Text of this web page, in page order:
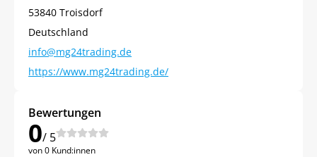
53840 Troisdorf
Deutschland
info@mg24trading.de
https://www.mg24trading.de/
Bewertungen
0/ 5
von 0 Kund:innen